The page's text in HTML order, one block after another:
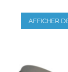
AFFICHER